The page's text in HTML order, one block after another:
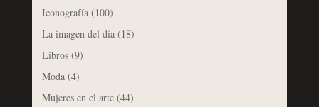
Iconografía(100)
La imagen del día(18)
Libros(9)
Moda(4)
Mujeres en el arte(44)